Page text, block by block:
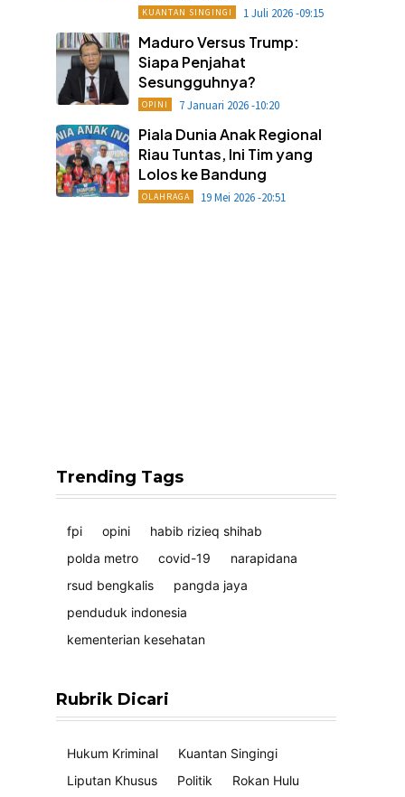
KUANTAN SINGINGI 1 Juli 2026 -09:15
Maduro Versus Trump:
Siapa Penjahat
Sesungguhnya?
OPINI 7 Januari 2026 -10:20
Piala Dunia Anak Regional
Riau Tuntas, Ini Tim yang
Lolos ke Bandung
OLAHRAGA 19 Mei 2026 -20:51
Trending Tags
fpi opini
habib rizieq shihab
polda metro
covid-19
narapidana
rsud bengkalis
pangda jaya
penduduk indonesia
kementerian kesehatan
Rubrik Dicari
Hukum Kriminal
Kuantan Singingi
Liputan Khusus
Politik Rokan Hulu